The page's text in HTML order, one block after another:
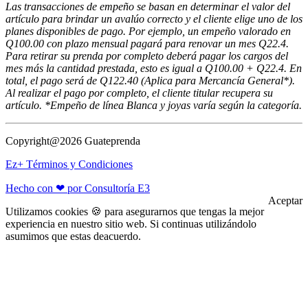
Las transacciones de empeño se basan en determinar el valor del
artículo para brindar un avalúo correcto y el cliente elige uno de los
planes disponibles de pago. Por ejemplo, un empeño valorado en
Q100.00 con plazo mensual pagará para renovar un mes Q22.4.
Para retirar su prenda por completo deberá pagar los cargos del
mes más la cantidad prestada, esto es igual a Q100.00 + Q22.4. En
total, el pago será de Q122.40 (Aplica para Mercancía General*).
Al realizar el pago por completo, el cliente titular recupera su
artículo. *Empeño de línea Blanca y joyas varía según la categoría.
Copyright@2026 Guateprenda
Ez+ Términos y Condiciones
Hecho con ❤ por Consultoría E3
Utilizamos cookies 🍪 para asegurarnos que tengas la mejor
experiencia en nuestro sitio web. Si continuas utilizándolo
asumimos que estas deacuerdo.
Aceptar